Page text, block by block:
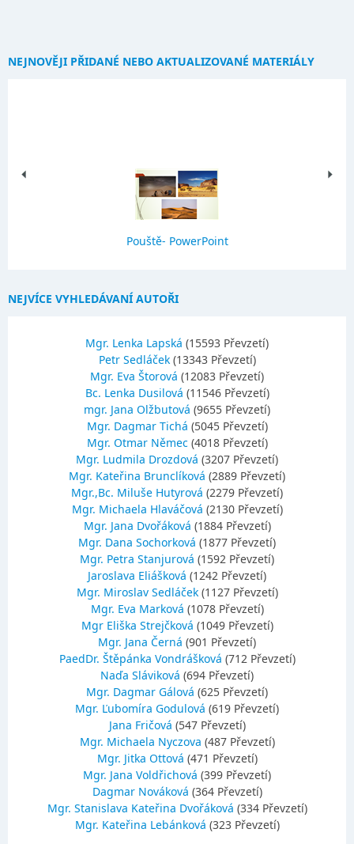
NEJNOVĚJI PŘIDANÉ NEBO AKTUALIZOVANÉ MATERIÁLY
Pouště- PowerPoint
NEJVÍCE VYHLEDÁVANÍ AUTOŘI
Mgr. Lenka Lapská (15593 Převzetí)
Petr Sedláček (13343 Převzetí)
Mgr. Eva Štorová (12083 Převzetí)
Bc. Lenka Dusilová (11546 Převzetí)
mgr. Jana Olžbutová (9655 Převzetí)
Mgr. Dagmar Tichá (5045 Převzetí)
Mgr. Otmar Němec (4018 Převzetí)
Mgr. Ludmila Drozdová (3207 Převzetí)
Mgr. Kateřina Brunclíková (2889 Převzetí)
Mgr.,Bc. Miluše Hutyrová (2279 Převzetí)
Mgr. Michaela Hlaváčová (2130 Převzetí)
Mgr. Jana Dvořáková (1884 Převzetí)
Mgr. Dana Sochorková (1877 Převzetí)
Mgr. Petra Stanjurová (1592 Převzetí)
Jaroslava Eliášková (1242 Převzetí)
Mgr. Miroslav Sedláček (1127 Převzetí)
Mgr. Eva Marková (1078 Převzetí)
Mgr Eliška Strejčková (1049 Převzetí)
Mgr. Jana Černá (901 Převzetí)
PaedDr. Štěpánka Vondrášková (712 Převzetí)
Naďa Sláviková (694 Převzetí)
Mgr. Dagmar Gálová (625 Převzetí)
Mgr. Ľubomíra Godulová (619 Převzetí)
Jana Fričová (547 Převzetí)
Mgr. Michaela Nyczova (487 Převzetí)
Mgr. Jitka Ottová (471 Převzetí)
Mgr. Jana Voldřichová (399 Převzetí)
Dagmar Nováková (364 Převzetí)
Mgr. Stanislava Kateřina Dvořáková (334 Převzetí)
Mgr. Kateřina Lebánková (323 Převzetí)